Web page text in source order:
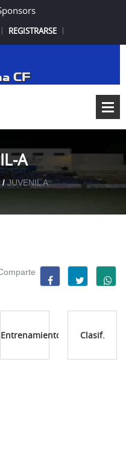
REGISTRARSE
CF
A
JUVENIL A
Entrenamientos Clasif.